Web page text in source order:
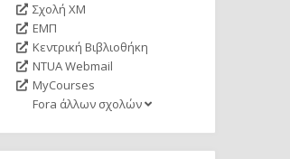
Σχολή ΧΜ
ΕΜΠ
Κεντρική Βιβλιοθήκη
NTUA Webmail
MyCourses
Fora άλλων σχολών